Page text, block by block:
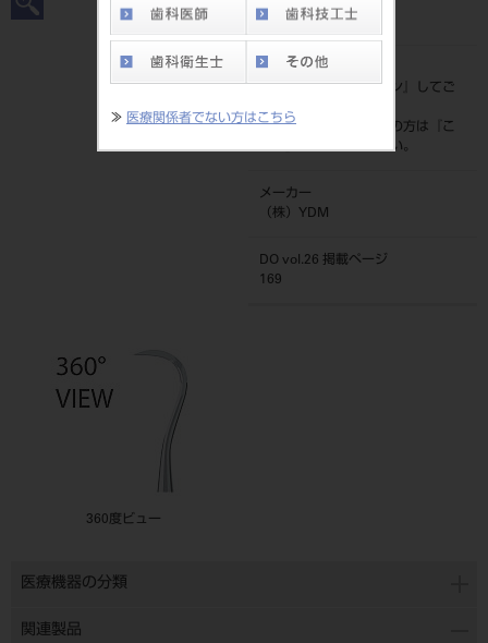
≫ 医療関係者でない方はこちら
4963931015016
標準価格
価格の確認は『ログイン
』してご
ネット会員登録がまだの方は『
こ
ちら』より登録ください。
メーカー
（株）YDM
DO vol.26 掲載ページ
169
360度ビュー
医療機器の分類
関連製品